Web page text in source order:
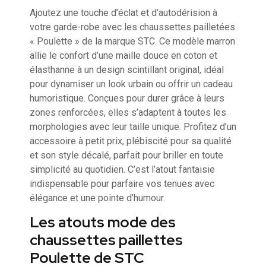
Ajoutez une touche d’éclat et d’autodérision à
votre garde-robe avec les chaussettes pailletées
« Poulette » de la marque STC. Ce modèle marron
allie le confort d’une maille douce en coton et
élasthanne à un design scintillant original, idéal
pour dynamiser un look urbain ou offrir un cadeau
humoristique. Conçues pour durer grâce à leurs
zones renforcées, elles s’adaptent à toutes les
morphologies avec leur taille unique. Profitez d’un
accessoire à petit prix, plébiscité pour sa qualité
et son style décalé, parfait pour briller en toute
simplicité au quotidien. C’est l’atout fantaisie
indispensable pour parfaire vos tenues avec
élégance et une pointe d’humour.
Les atouts mode des
chaussettes paillettes
Poulette de STC